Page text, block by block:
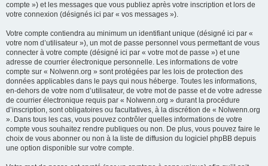
compte ») et les messages que vous publiez après votre inscription et lors de
votre connexion (désignés ici par « vos messages »).
Votre compte contiendra au minimum un identifiant unique (désigné ici par «
votre nom d’utilisateur »), un mot de passe personnel vous permettant de vous
connecter à votre compte (désigné ici par « votre mot de passe ») et une
adresse de courrier électronique personnelle. Les informations de votre
compte sur « Nolwenn.org » sont protégées par les lois de protection des
données applicables dans le pays qui nous héberge. Toutes les informations,
en-dehors de votre nom d’utilisateur, de votre mot de passe et de votre adresse
de courrier électronique requis par « Nolwenn.org » durant la procédure
d’inscription, sont obligatoires ou facultatives, à la discrétion de « Nolwenn.org
». Dans tous les cas, vous pouvez contrôler quelles informations de votre
compte vous souhaitez rendre publiques ou non. De plus, vous pouvez faire le
choix de vous abonner ou non à la liste de diffusion du logiciel phpBB depuis
une option disponible sur votre compte.